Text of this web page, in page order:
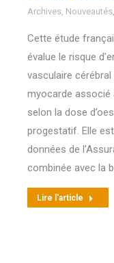
Archives Nouveautés
Cette étude
évalue le risque
vasculaire
myocarde
selon la dose
progestatif. Elle
données de
combinée avec la
Lire l'article